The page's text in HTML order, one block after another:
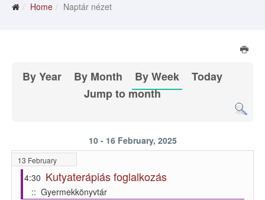
Home Naptár nézet
By Year By Month By Week
Today
Jump to month
10 - 16 February, 2025
13 February
4:30 Kutyaterápiás foglalkozás
:: Gyermekkönyvtár